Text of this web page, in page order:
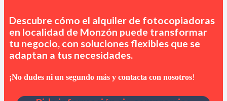
Descubre cómo el alquiler de fotocopiadoras
en localidad de Monzón puede transformar
tu negocio, con soluciones flexibles que se
adaptan a tus necesidades.
¡No dudes ni un segundo más y contacta con nosotros!